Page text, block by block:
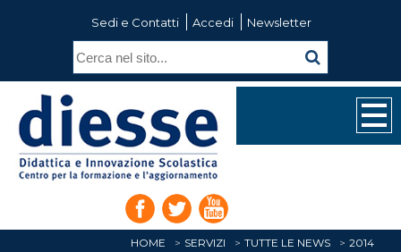
Sedi e Contatti Accedi Newsletter
HOME SERVIZI TUTTE LE NEWS
2014